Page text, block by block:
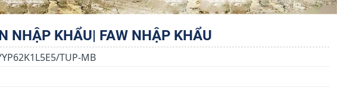
NHẬP KHẨU| FAW NHẬP KHẨU
TUP-MB